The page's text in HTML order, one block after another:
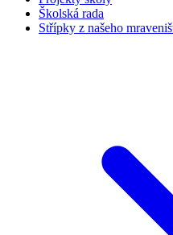
Školská rada
Střípky z našeho